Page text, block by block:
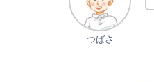
つばさ